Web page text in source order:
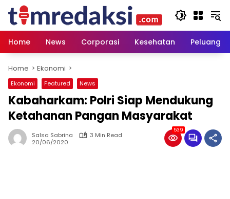
content
Home
News Corporasi Kesehatan Peluang
Home Ekonomi
Ekonomi Featured News
Kabaharkam: Polri Siap Mendukung
Ketahanan Pangan Masyarakat
Salsa Sabrina
3 Min Read
20/06/2020
539